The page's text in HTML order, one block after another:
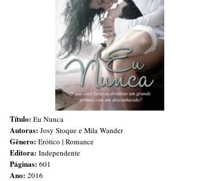
Título: Eu Nunca
Autoras: Josy Stoque e Mila Wander
Gênero: Erótico | Romance
Editora: Independente
Páginas: 601
Ano: 2016